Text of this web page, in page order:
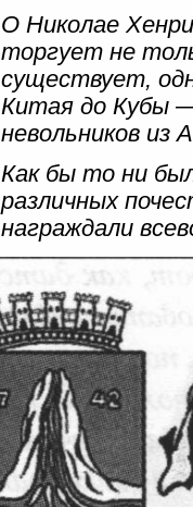
О Николае
торгует не
существует,
Китая до Кубы
невольников
Как бы то ни
различных
награждали